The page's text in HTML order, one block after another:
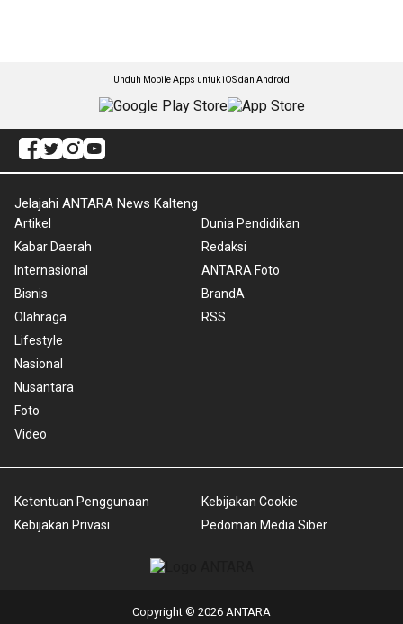
Unduh Mobile Apps untuk iOS dan Android
Jelajahi ANTARA News Kalteng
Artikel
Kabar Daerah
Internasional
Bisnis
Olahraga
Lifestyle
Nasional
Nusantara
Foto
Video
Dunia Pendidikan
Redaksi
ANTARA Foto
BrandA
RSS
Ketentuan Penggunaan
Kebijakan Privasi
Kebijakan Cookie
Pedoman Media Siber
Copyright © 2026 ANTARA